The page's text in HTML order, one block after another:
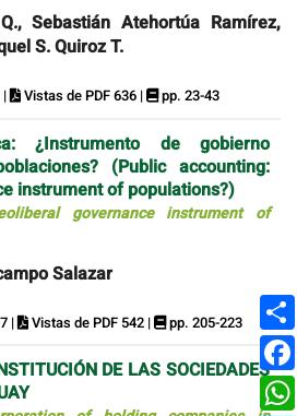
Sebastián Atehortúa Ramírez,
S. Quiroz T.
| Vistas de PDF 636 | pp. 23-43
¿Instrumento de gobierno
(Public accounting:
instrument of populations?)
governance instrument of
Salazar
| Vistas de PDF 542 | pp. 205-223
DE LAS SOCIEDADES